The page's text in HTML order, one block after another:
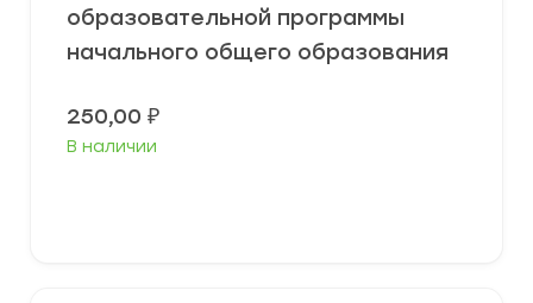
образовательной программы
начального общего образования
250,00 ₽
В наличии